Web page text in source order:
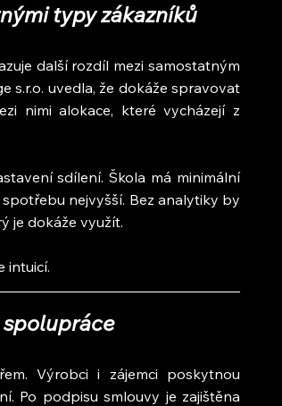
typy zákazníků
další rozdíl mezi samostatným
s.r.o. uvedla, že dokáže spravovat
nimi alokace, které vycházejí z
sdílení. Škola má minimální
nejvyšší. Bez analytiky by
je dokáže využít.
intuicí.
Výrobci i zájemci poskytnou
Po podpisu smlouvy je zajištěna